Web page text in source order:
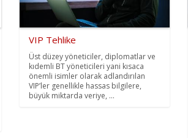
VIP Tehlike
Üst düzey yöneticiler, diplomatlar ve
kıdemli BT yöneticileri yani kısaca
önemli isimler olarak adlandırılan
VIP’ler genellikle hassas bilgilere,
büyük miktarda veriye, ...